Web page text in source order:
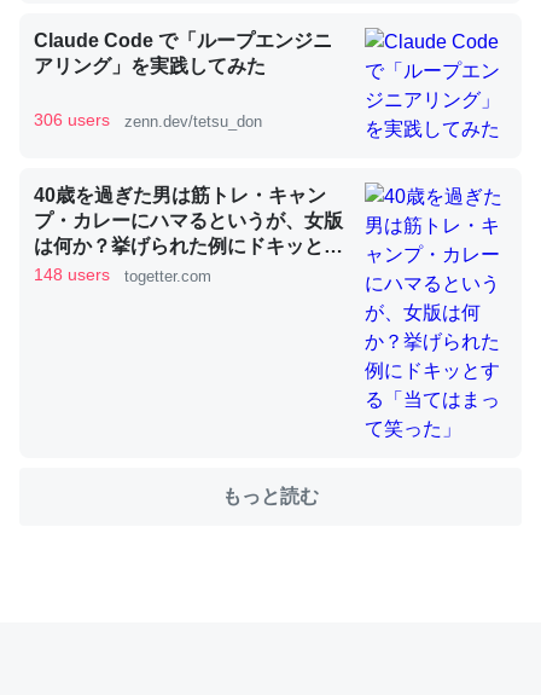
ずキチンを強化してる筈だが、酵素が違うのか？
─ニュース :: 【研究発表】昆虫学の大問題＝「昆虫はなぜ海にいな
いのか」に関する新仮説
これを元に考えるとカルシウムを大量に使う脊椎動物と貝
類は苦労してるんだな…。腹足類だと殻を無くしてナメク
─ニュース :: 【研究発表】昆虫学の大問題＝「昆虫はなぜ海にいな
ウチもEchoを実家に置いて４年。でたまに覗いてる。ぼ
Claude Code で「ループエンジニ
アリング」を実践してみた
306 users zenn.dev/tetsu_don
40歳を過ぎた男は筋トレ・キャン
プ・カレーにハマるというが、女版
は何か？挙げられた例にドキッとす
る「当てはまって笑った」
148 users togetter.com
もっと読む